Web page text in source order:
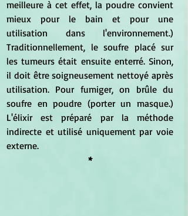
meilleure à cet effet, la poudre convient
mieux pour le bain et pour une
utilisation dans l'environnement.)
Traditionnellement, le soufre placé sur
les tumeurs était ensuite enterré. Sinon,
il doit être soigneusement nettoyé après
utilisation. Pour fumiger, on brûle du
soufre en poudre (porter un masque.)
L'élixir est préparé par la méthode
indirecte et utilisé uniquement par voie
externe.
*